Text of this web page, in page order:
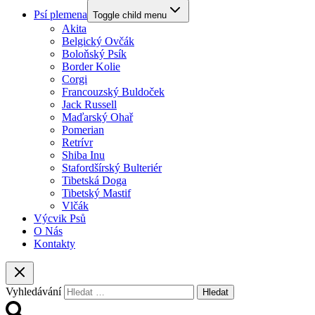
Psí plemena Toggle child menu
Akita
Belgický Ovčák
Boloňský Psík
Border Kolie
Corgi
Francouzský Buldoček
Jack Russell
Maďarský Ohař
Pomerian
Retrívr
Shiba Inu
Stafordšírský Bulteriér
Tibetská Doga
Tibetský Mastif
Vlčák
Výcvik Psů
O Nás
Kontakty
Vyhledávání